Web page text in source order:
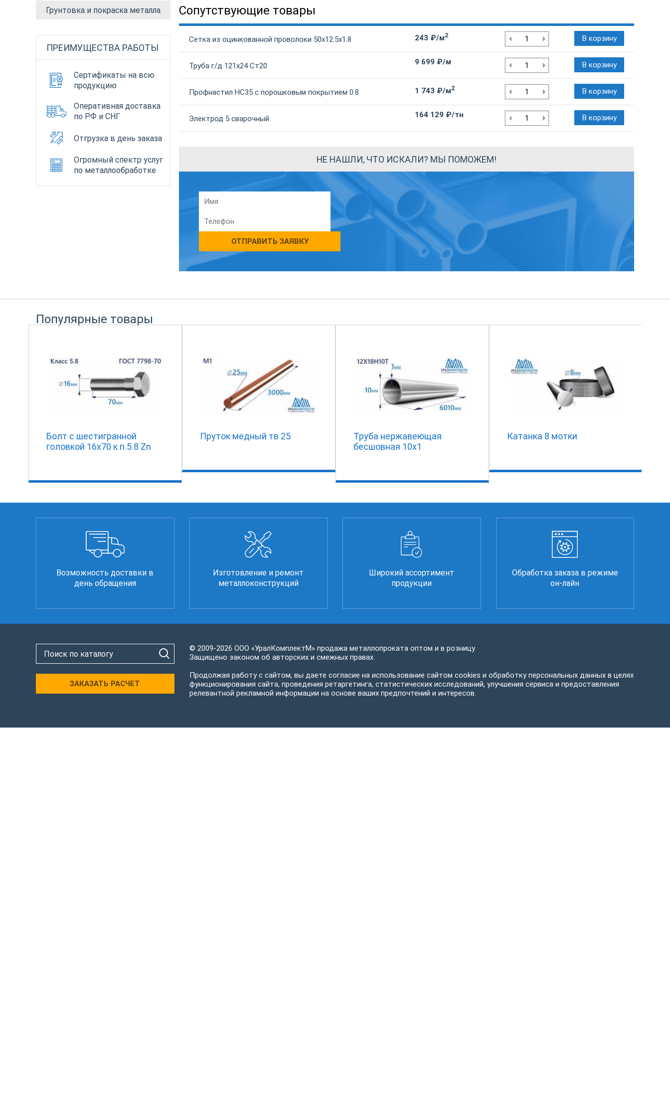
Грунтовка и покраска металла
ПРЕИМУЩЕСТВА РАБОТЫ
Сертификаты на всю
продукцию
Оперативная доставка
по РФ и СНГ
Отгрузка в день заказа
Огромный спектр услуг
по металлообработке
Сопутствующие товары
Сетка из оцинкованной проволоки 50х12.5х1.8 243 ₽/м2 В корзину
Труба г/д 121х24 Ст20 9 699 ₽/м В корзину
Профнастил НС35 с порошковым покрытием 0.8 1 743 ₽/м2 В корзину
Электрод 5 сварочный 164 129 ₽/тн В корзину
НЕ НАШЛИ, ЧТО ИСКАЛИ? МЫ ПОМОЖЕМ!
ОТПРАВИТЬ ЗАЯВКУ
Популярные товары
Болт с шестигранной
головкой 16х70 к.п.5.8 Zn
Пруток медный тв 25
Труба нержавеющая
бесшовная 10х1
Катанка 8 мотки
Возможность доставки в
день обращения
Изготовление и ремонт
металлоконструкций
Широкий ассортимент
продукции
Обработка заказа в режиме
он-лайн
ЗАКАЗАТЬ РАСЧЕТ
© 2009-2026 ООО «УралКомплектМ» продажа металлопроката оптом и в розницу
Защищено законом об авторских и смежных правах
Продолжая работу с сайтом, вы даете согласие на использование сайтом cookies и обработку персональных данных в целях
функционирования сайта, проведения ретаргетинга, статистических исследований, улучшения сервиса и предоставления
релевантной рекламной информации на основе ваших предпочтений и интересов.